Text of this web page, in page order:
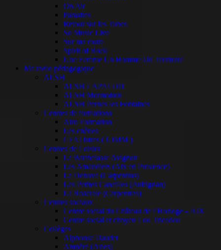
On Air
Parasites
Retour sur les Tubes
So Music Live
Sur ma route
Spirit of Rock
Une Femme Un Homme Un Territoire
Ma radio pédagogique
ALSH
ALSH LAPALUD
ALSH Mormoiron
ALSH Pernes les Fontaines
Centres de formations
Airo Formation
Les chênes
CFAI Istres ( UIMM )
Centres de Loisirs
La Barthelasse Avignon
Les Amandiers (Aix en Provence)
La Denove (Carpentras)
Les Petites Canailles (Aubignan)
La Roseraie (Carpentras)
Centres sociaux
Centre social du Château de l’Horloge – AIX
Centre social et citoyen Lou Tricadou
Collèges
Alphonse Daudet
Ampère (Arles)